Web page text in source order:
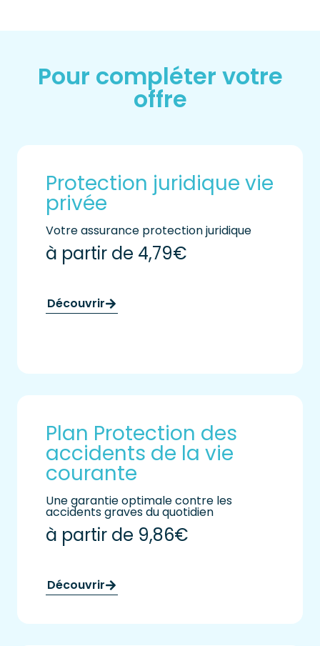
Pour compléter votre
offre
Protection juridique vie
privée
Votre assurance protection juridique
à partir de 4,79€
Découvrir
Plan Protection des
accidents de la vie
courante
Une garantie optimale contre les
accidents graves du quotidien
à partir de 9,86€
Découvrir